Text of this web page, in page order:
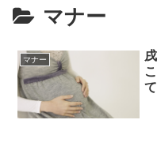
マナー
マナー